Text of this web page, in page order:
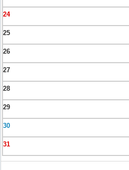
24
25
26
27
28
29
30
31